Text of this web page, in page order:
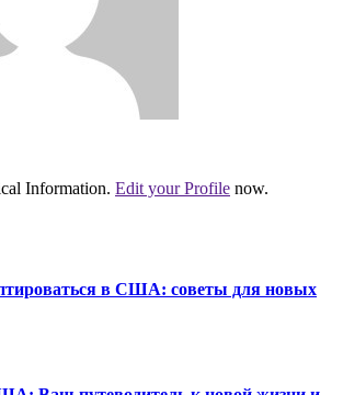
Information. Edit your Profile now.
в США: советы для новых